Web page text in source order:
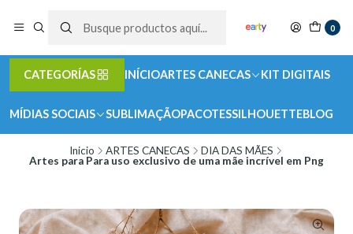
0
CATEGORÍAS INÍCIOARTES CANECAS KIT DIGITAIS
MÍDIAS SOCIAIS SUBLIMAÇÃOPACOTESSILHOUETTEBLOG
Inicio ARTES CANECAS
DIA DAS MÃES
Artes para Para uso exclusivo de uma mãe incrível em Png